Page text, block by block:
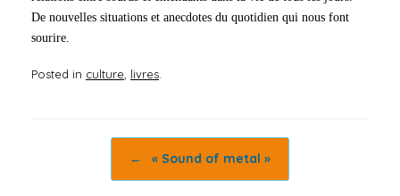
De nouvelles situations et anecdotes du quotidien qui nous font
sourire.
Posted in culture livres
← « Sound of metal »